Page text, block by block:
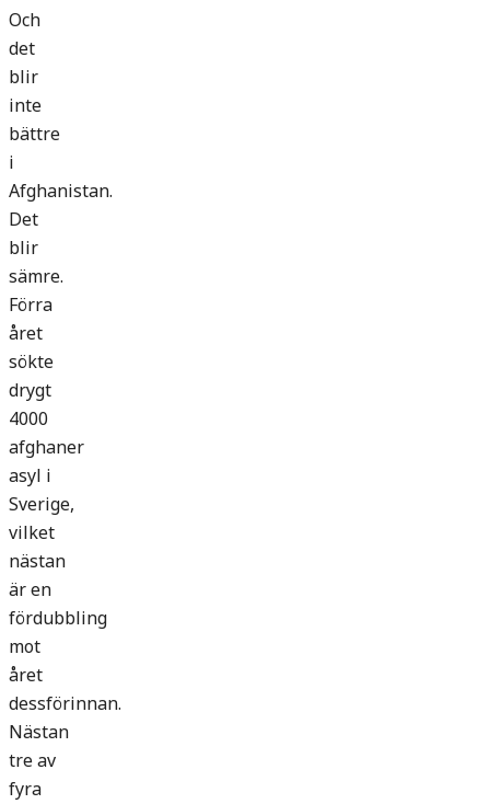
Och
det
blir
inte
bättre
i
Afghanistan.
Det
blir
sämre.
Förra
året
sökte
drygt
4000
afghaner
asyl i
Sverige,
vilket
nästan
är en
fördubbling
mot
året
dessförinnan.
Nästan
tre av
fyra